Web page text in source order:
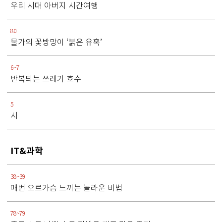
우리 시대 아버지 시간여행
80
물가의 꽃방망이 ‘붉은 유혹’
6~7
반복되는 쓰레기 호수
5
시
IT&과학
38~39
매번 오르가슴 느끼는 놀라운 비법
78~79